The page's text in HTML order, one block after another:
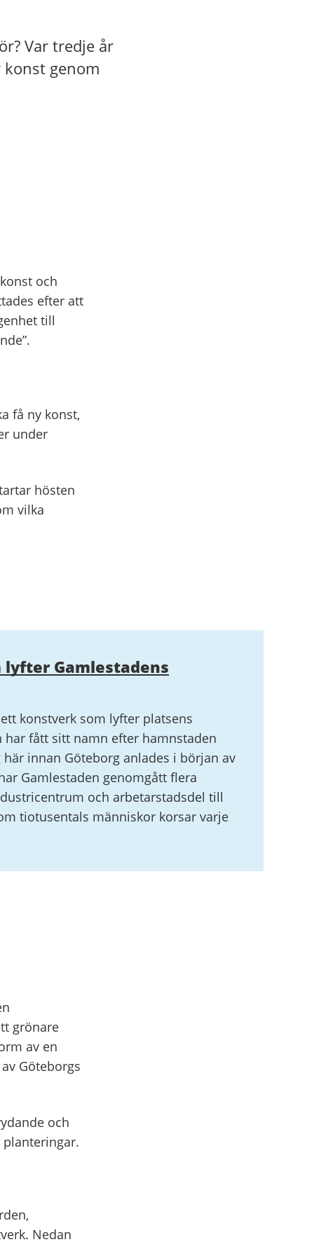
Var tredje år
genom
och
efter att
till
få ny konst,
under
hösten
vilka
Gamlestadens
konstverk som lyfter platsens
har fått sitt namn efter hamnstaden
innan Göteborg anlades i början av
Gamlestaden genomgått flera
och arbetarstadsdel till
tiotusentals människor korsar varje
grönare
av en
Göteborgs
och
Nedan